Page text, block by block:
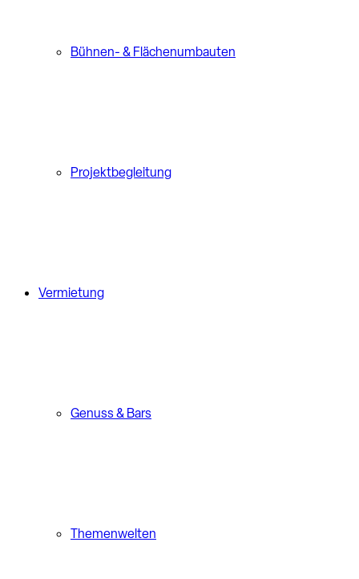
Bühnen- & Flächenumbauten
Projektbegleitung
Vermietung
Genuss & Bars
Themenwelten